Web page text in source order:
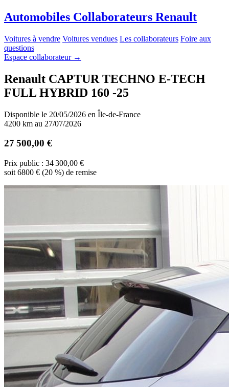
Automobiles Collaborateurs Renault
Voitures à vendre Voitures vendues Les collaborateurs Foire aux
questions
Espace collaborateur →
Renault CAPTUR TECHNO E-TECH
FULL HYBRID 160 -25
Disponible le 20/05/2026 en Île-de-France
4200 km au 27/07/2026
27 500,00 €
Prix public : 34 300,00 €
soit 6800 € (20 %) de remise